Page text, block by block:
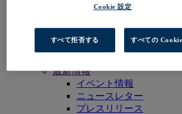
お問い合わせ
知る・学ぶ
最新情報
イベント情報
ニュースレター
プレスリリース
Cookie 設定
すべて拒否する すべての